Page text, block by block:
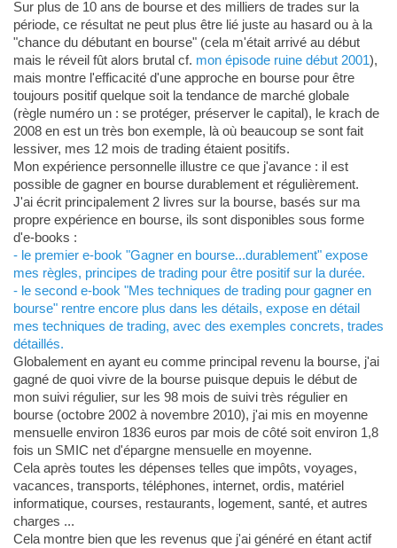
Sur plus de 10 ans de bourse et des milliers de trades sur la
période, ce résultat ne peut plus être lié juste au hasard ou à la
"chance du débutant en bourse" (cela m'était arrivé au début
mais le réveil fût alors brutal cf. mon épisode ruine début 2001),
mais montre l'efficacité d'une approche en bourse pour être
toujours positif quelque soit la tendance de marché globale
(règle numéro un : se protéger, préserver le capital), le krach de
2008 en est un très bon exemple, là où beaucoup se sont fait
lessiver, mes 12 mois de trading étaient positifs.
Mon expérience personnelle illustre ce que j'avance : il est
possible de gagner en bourse durablement et régulièrement.
J'ai écrit principalement 2 livres sur la bourse, basés sur ma
propre expérience en bourse, ils sont disponibles sous forme
d'e-books :
- le premier e-book "Gagner en bourse...durablement" expose
mes règles, principes de trading pour être positif sur la durée.
- le second e-book "Mes techniques de trading pour gagner en
bourse" rentre encore plus dans les détails, expose en détail
mes techniques de trading, avec des exemples concrets, trades
détaillés.
Globalement en ayant eu comme principal revenu la bourse, j'ai
gagné de quoi vivre de la bourse puisque depuis le début de
mon suivi régulier, sur les 98 mois de suivi très régulier en
bourse (octobre 2002 à novembre 2010), j'ai mis en moyenne
mensuelle environ 1836 euros par mois de côté soit environ 1,8
fois un SMIC net d'épargne mensuelle en moyenne.
Cela après toutes les dépenses telles que impôts, voyages,
vacances, transports, téléphones, internet, ordis, matériel
informatique, courses, restaurants, logement, santé, et autres
charges ...
Cela montre bien que les revenus que j'ai généré en étant actif